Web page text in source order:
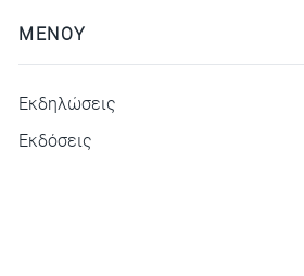
ΜΕΝΟΥ
Εκδηλώσεις
Εκδόσεις